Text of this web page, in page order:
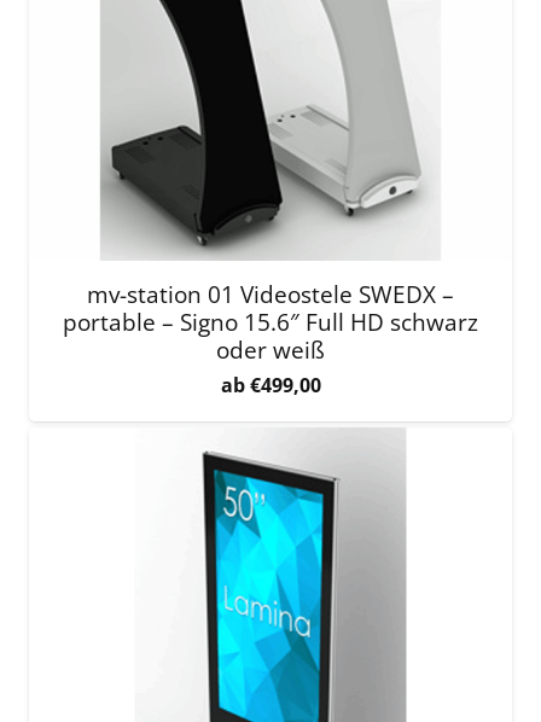
mv-station 01 Videostele SWEDX –
portable – Signo 15.6″ Full HD schwarz
oder weiß
€499,00